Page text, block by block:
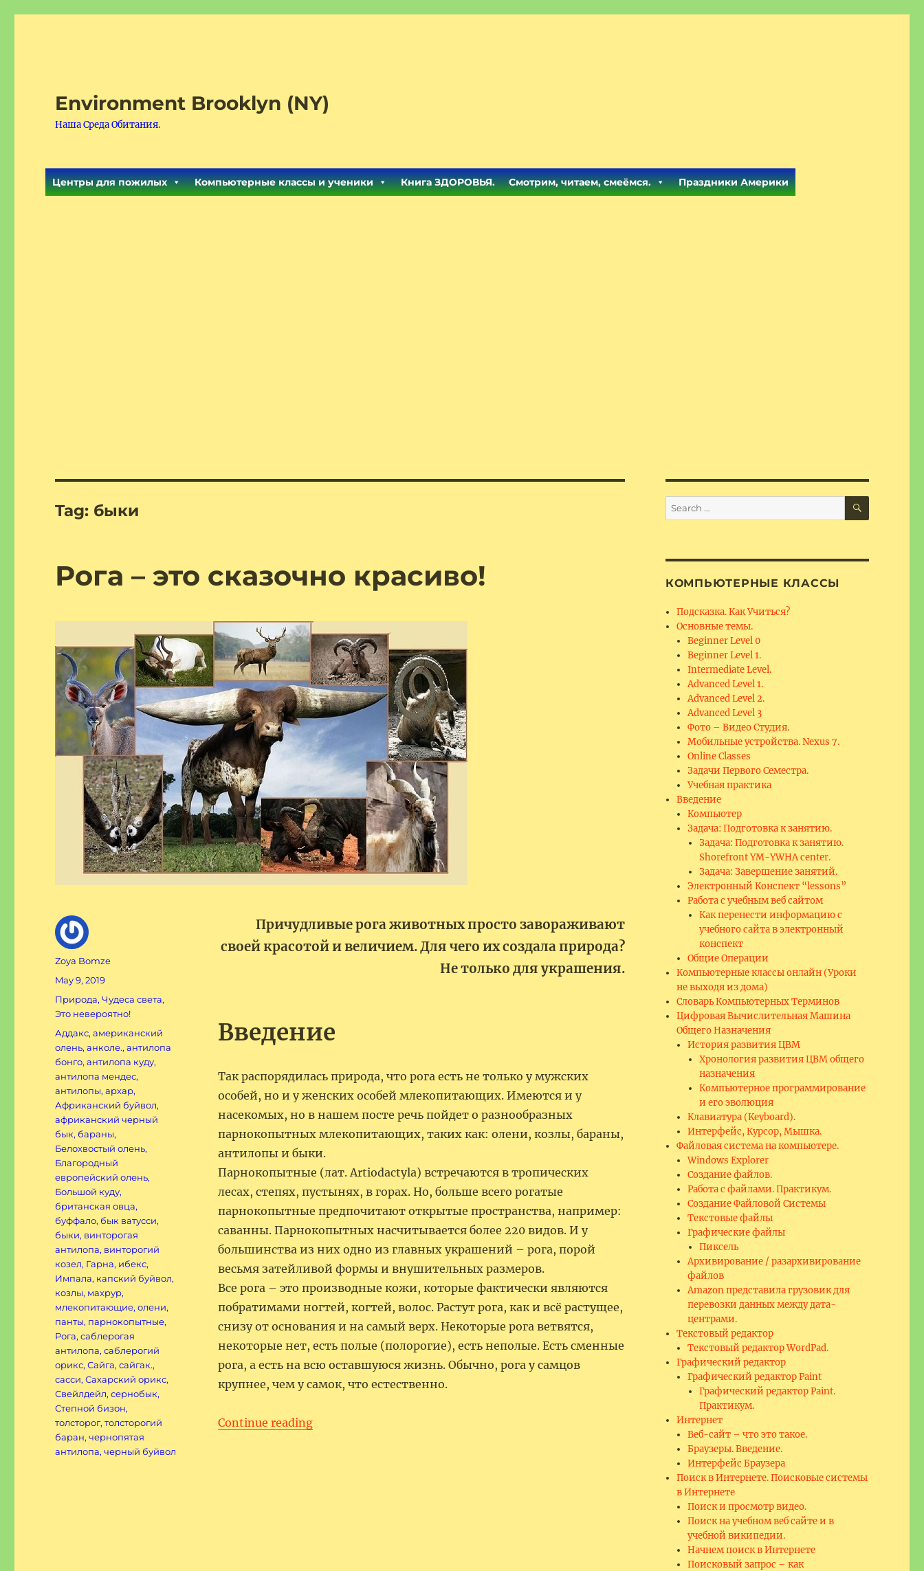
Environment Brooklyn (NY)
Наша Среда Обитания.
Центры для пожилых Компьютерные классы и ученики Книга ЗДОРОВЬЯ. Смотрим, читаем, смеёмся. Праздники Америки
Tag: быки
Рога – это сказочно красиво!
Причудливые рога животных просто завораживают
своей красотой и величием. Для чего их создала природа?
Не только для украшения.
Введение
Так распорядилась природа, что рога есть не только у мужских
особей, но и у женских особей млекопитающих. Имеются и у
насекомых, но в нашем посте речь пойдет о разнообразных
парнокопытных млекопитающих, таких как: олени, козлы, бараны,
антилопы и быки.
Парнокопытные (лат. Artiodactyla) встречаются в тропических
лесах, степях, пустынях, в горах. Но, больше всего рогатые
парнокопытные предпочитают открытые пространства, например:
саванны. Парнокопытных насчитывается более 220 видов. И у
большинства из них одно из главных украшений – рога, порой
весьмя затейливой формы и внушительных размеров.
Все рога – это производные кожи, которые фактически являются
побратимами ногтей, когтей, волос. Растут рога, как и всё растущее,
снизу от основания и на самый верх. Некоторые рога ветвятся,
некоторые нет, есть полые (полорогие), есть неполые. Есть сменные
рога, а есть на всю оставшуюся жизнь. Обычно, рога у самцов
крупнее, чем у самок, что естественно.
Continue reading“Рога – это сказочно красиво!”
Author
Zoya Bomze
Posted
on
May 9, 2019
Categories
Природа,Чудеса света,
Это невероятно!
Tags
Аддакс,американский
олень,анколе.,антилопа
бонго,антилопа куду,
антилопа мендес,
антилопы,архар,
Африканский буйвол,
африканский черный
бык, бараны,
Белохвостый олень,
Благородный
европейский олень,
Большой куду,
британская овца,
буффало, бык ватусси,
быки, винторогая
антилопа, винторогий
козел, Гарна, ибекс,
Импала, капский буйвол,
козлы, махрур,
млекопитающие,олени,
панты, парнокопытные,
Рога,саблерогая
антилопа,саблерогий
орикс,Сайга,сайгак.,
сасси,Сахарский орикс,
Свейлдейл,сернобык,
Степной бизон,
толсторог,толсторогий
баран,чернопятая
антилопа,черный буйвол
Search
for:
SEARCH
КОМПЬЮТЕРНЫЕ КЛАССЫ
Подсказка. Как Учиться?
Основные темы.
Beginner Level 0
Beginner Level 1.
Intermediate Level.
Advanced Level 1.
Advanced Level 2.
Advanced Level 3
Фото – Видео Студия.
Мобильные устройства. Nexus 7.
Online Classes
Задачи Первого Семестра.
Учебная практика
Введение
Компьютер
Задача: Подготовка к занятию.
Задача: Подготовка к занятию.
Shorefront YM-YWHA center.
Задача: Завершение занятий.
Электронный Конспект “lessons”
Работа с учебным веб сайтом
Как перенести информацию с
учебного сайта в электронный
конспект
Общие Операции
Компьютерные классы онлайн (Уроки
не выходя из дома)
Словарь Компьютерных Терминов
Цифровая Вычислительная Машина
Общего Назначения
История развития ЦВМ
Хронология развития ЦВМ общего
назначения
Компьютерное программирование
и его эволюция
Клавиатура (Keyboard).
Интерфейс, Курсор, Мышка.
Файловая система на компьютере.
Windows Explorer
Создание файлов.
Работа с файлами. Практикум.
Создание Файловой Системы
Текстовые файлы
Графические файлы
Пиксель
Архивирование / разархивирование
файлов
Amazon представила грузовик для
перевозки данных между дата-
центрами.
Текстовый редактор
Текстовый редактор WordPad.
Графический редактор
Графический редактор Paint
Графический редактор Paint.
Практикум.
Интернет
Веб-сайт – что это такое.
Браузеры. Введение.
Интерфейс Браузера
Поиск в Интернете. Поисковые системы
в Интернете
Поиск и просмотр видео.
Поиск на учебном веб сайте и в
учебной википедии.
Начнем поиск в Интернете
Поисковый запрос – как